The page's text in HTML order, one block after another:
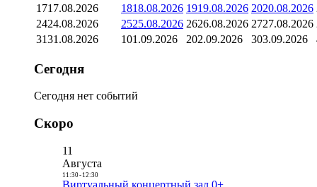
1717.08.2026 1818.08.2026 1919.08.2026 2020.08.2026
2424.08.2026 2525.08.2026 2626.08.2026 2727.08.2026
3131.08.2026 101.09.2026 202.09.2026 303.09.2026
Сегодня
Сегодня нет событий
Скоро
11
Августа
11:30- 12:30